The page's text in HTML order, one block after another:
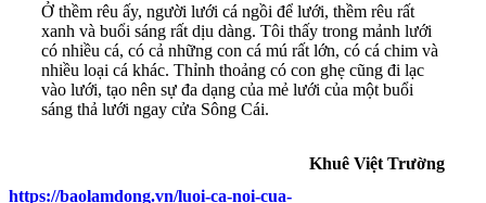
Ở thềm rêu ấy, người lưới cá ngồi để lưới, thềm rêu rất
xanh và buổi sáng rất dịu dàng. Tôi thấy trong mảnh lưới
có nhiều cá, có cả những con cá mú rất lớn, có cá chim và
nhiều loại cá khác. Thỉnh thoảng có con ghẹ cũng đi lạc
vào lưới, tạo nên sự đa dạng của mẻ lưới của một buổi
sáng thả lưới ngay cửa Sông Cái.
Khuê Việt Trường
https://baolamdong.vn/luoi-ca-noi-cua-